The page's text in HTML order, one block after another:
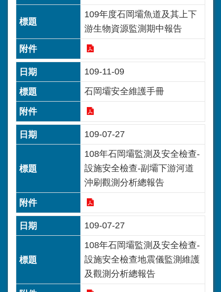
109年度石岡壩魚道及其上下
游生物資源監測期中報告
109-11-09
石岡壩安全維護手冊
109-07-27
108年石岡壩監測及安全檢查-
設施安全檢查-副壩下游河道
沖刷觀測分析總報告
109-07-27
108年石岡壩監測及安全檢查-
設施安全檢查地震儀監測維護
及觀測分析總報告